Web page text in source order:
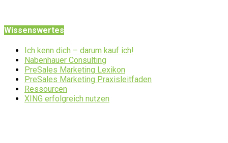
Wissenswertes
Ich kenn dich – darum kauf ich!
Nabenhauer Consulting
PreSales Marketing Lexikon
PreSales Marketing Praxisleitfaden
Ressourcen
XING erfolgreich nutzen